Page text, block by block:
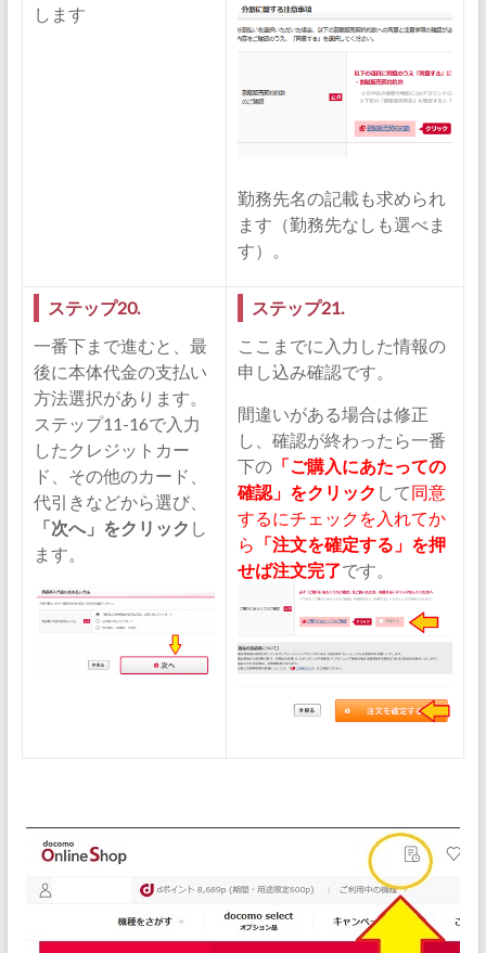
します
勤務先名の記載も求められ
ます（勤務先なしも選べま
す）。
ステップ20.
一番下まで進むと、最
後に本体代金の支払い
方法選択があります。
ステップ11-16で入力
したクレジットカー
ド、その他のカード、
代引きなどから選び、
「次へ」をクリック し
ます。
ステップ21.
ここまでに入力した情報の
申し込み確認です。
間違いがある場合は修正
し、確認が終わったら一番
下の「ご購入にあたっての
確認」をクリック して同意
するにチェックを入れてか
ら 「注文を確定する」を押
せば注文完了です。